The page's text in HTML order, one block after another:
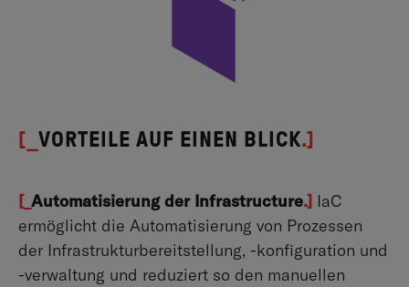
[_ VORTEILE AUF EINEN BLICK.]
[_ Automatisierung der Infrastructure.] IaC
ermöglicht die Automatisierung von Prozessen
der Infrastrukturbereitstellung, -konfiguration und
-verwaltung und reduziert so den manuellen